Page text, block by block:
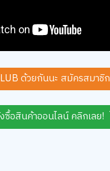
ด้วยกันนะ สมัครสมาชิก
ซื้อสินค้าออนไลน์ คลิกเลย!